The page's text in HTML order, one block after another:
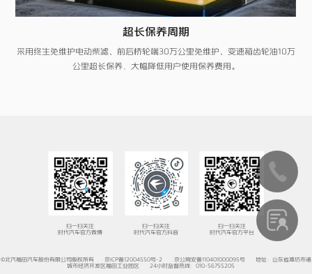
超长保养周期
采用终生免维护电动柴滤、前后桥轮端30万公里免维护、变速箱齿轮油10万
公里超长保养，大幅降低用户使用保养费用。
扫一扫关注
时代汽车官方微博
扫一扫关注
时代汽车官方抖音
扫一扫关注
时代汽车官方平台
©北汽福田汽车股份有限公司版权所有 京ICP备12004550号-2 京公网安备110401000095号
地址：山东省潍坊市诸
城市经济开发区福田工业园区
24小时监督热线：010-56755205